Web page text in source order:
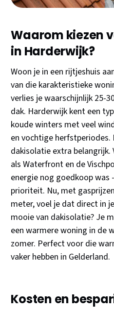
Waarom kiezen
in Harderwijk?
Woon je in een rijtjeshuis
van die karakteristieke
verlies je waarschijnlijk 25-
dak. Harderwijk kent een
koude winters met veel
en vochtige
dakisolatie extra belangrijk.
als Waterfront en de
energie nog goedkoop was
prioriteit. Nu, met
meter, voel je dat direct in
mooie van dakisolatie? Je
een warmere woning in de
zomer. Perfect voor die
vaker hebben in Gelderland.
Kosten en